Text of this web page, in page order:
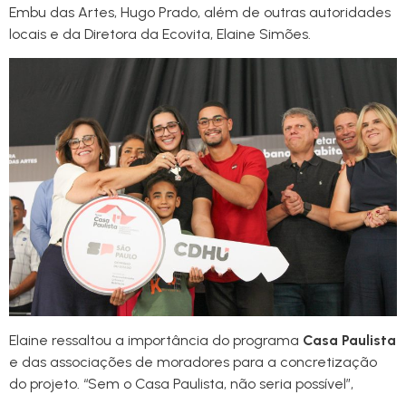
Embu das Artes, Hugo Prado, além de outras autoridades
locais e da Diretora da Ecovita, Elaine Simões.
Elaine ressaltou a importância do programa Casa Paulista
e das associações de moradores para a concretização
do projeto. “Sem o Casa Paulista, não seria possível”,